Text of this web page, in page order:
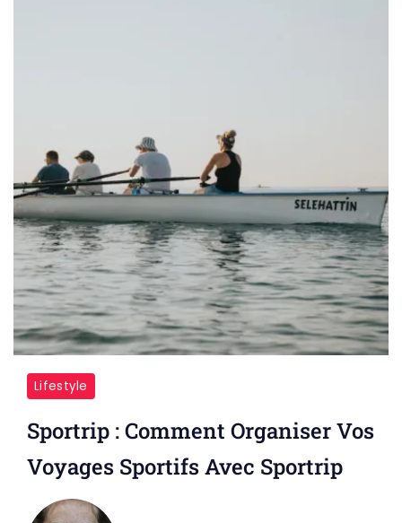
Lifestyle
Sportrip : Comment Organiser Vos
Voyages Sportifs Avec Sportrip